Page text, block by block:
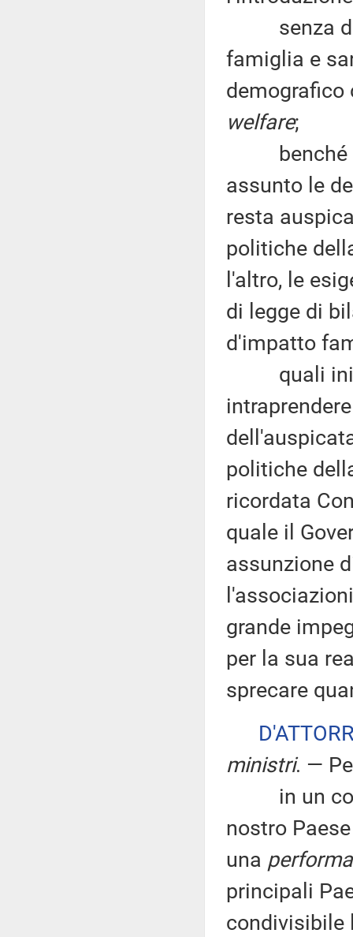
senza di
famiglia e
demografico
welfare;
benché il
assunto le
resta
politiche
l'altro, le
di legge di
d'impatto
quali
politiche
ricordata
quale il
assunzione
grande
per la sua
sprecare
ministri. —
in un
nostro
una
principali
condivisibile